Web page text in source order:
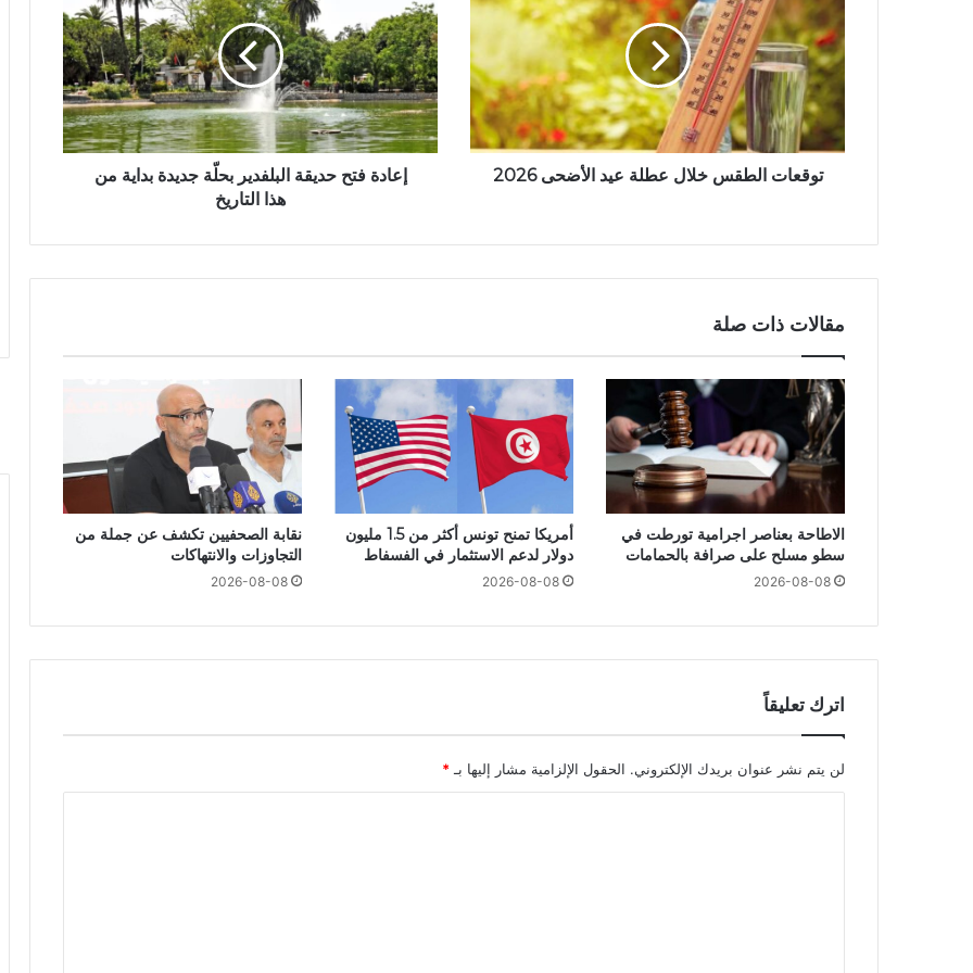
توقعات الطقس خلال عطلة عيد الأضحى 2026
إعادة فتح حديقة البلفدير بحلّة جديدة بداية من
هذا التاريخ
مقالات ذات صلة
الاطاحة بعناصر اجرامية تورطت في
سطو مسلح على صرافة بالحمامات
2026-08-08
أمريكا تمنح تونس أكثر من 1.5 مليون
دولار لدعم الاستثمار في الفسفاط
2026-08-08
نقابة الصحفيين تكشف عن جملة من
التجاوزات والانتهاكات
2026-08-08
اترك تعليقاً
لن يتم نشر عنوان بريدك الإلكتروني. الحقول الإلزامية مشار إليها بـ *